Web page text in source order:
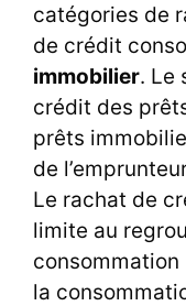
catégories de
de crédit
immobilier. Le
crédit des
prêts
de
Le rachat de
limite au
la